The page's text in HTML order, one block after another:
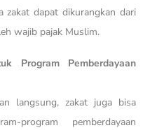
zakat dapat dikurangkan dari
wajib pajak Muslim.
Program Pemberdayaan
langsung, zakat juga bisa
program pemberdayaan